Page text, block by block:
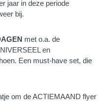
jaar in deze periode
bij.
met o.a. de
en
Een must-have set, die
om de ACTIEMAAND flyer